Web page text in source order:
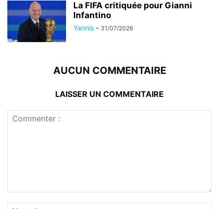
La FIFA critiquée pour Gianni
Infantino
Yannis - 31/07/2026
AUCUN COMMENTAIRE
LAISSER UN COMMENTAIRE